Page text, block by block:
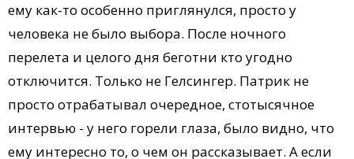
ему как-то особенно приглянулся, просто у
человека не было выбора. После ночного
перелета и целого дня беготни кто угодно
отключится. Только не Гелсингер. Патрик не
просто отрабатывал очередное, стотысячное
интервью - у него горели глаза, было видно, что
ему интересно то, о чем он рассказывает. А если